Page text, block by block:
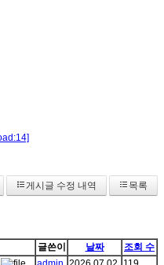
게시글 수정 내역 목록
글쓴이 날짜
조회 수